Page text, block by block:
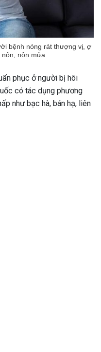
bệnh nóng rát thượng vị, ợ
nôn mửa
phục ở người bị hôi
có tác dụng phương
như bạc hà, bán hạ, liên